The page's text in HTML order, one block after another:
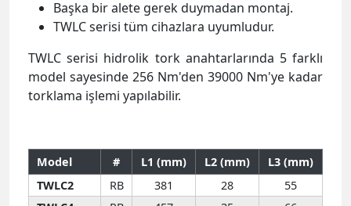
Başka bir alete gerek duymadan montaj.
TWLC serisi tüm cihazlara uyumludur.
TWLC serisi hidrolik tork anahtarlarında 5 farklı
model sayesinde 256 Nm'den 39000 Nm'ye kadar
torklama işlemi yapılabilir.
Model # L1 (mm) L2 (mm)
L3 (mm)
TWLC2
RB 381 28
55